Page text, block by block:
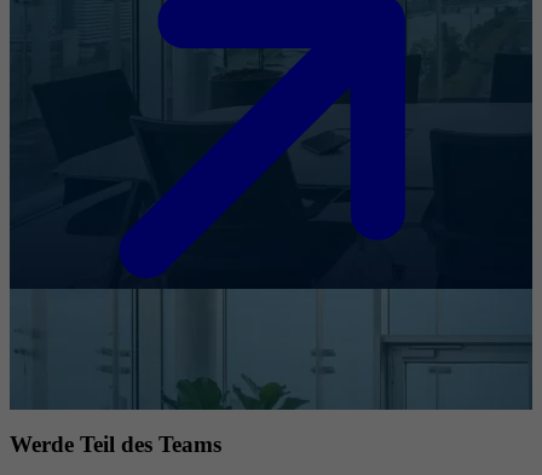
Werde Teil des Teams